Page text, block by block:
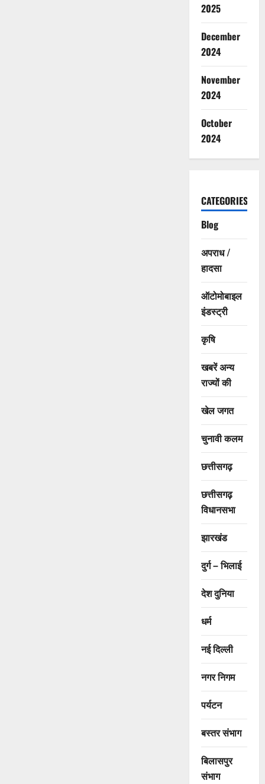
2025
December
2024
November
2024
October
2024
CATEGORIES
Blog
अपराध /
हादसा
ऑटोमोबाइल
इंडस्ट्री
कृषि
खबरें अन्य
राज्यों की
खेल जगत
चुनावी कलम
छत्तीसगढ़
छत्तीसगढ़
विधानसभा
झारखंड
दुर्ग – भिलाई
देश दुनिया
धर्म
नई दिल्ली
नगर निगम
पर्यटन
बस्तर संभाग
बिलासपुर
संभाग